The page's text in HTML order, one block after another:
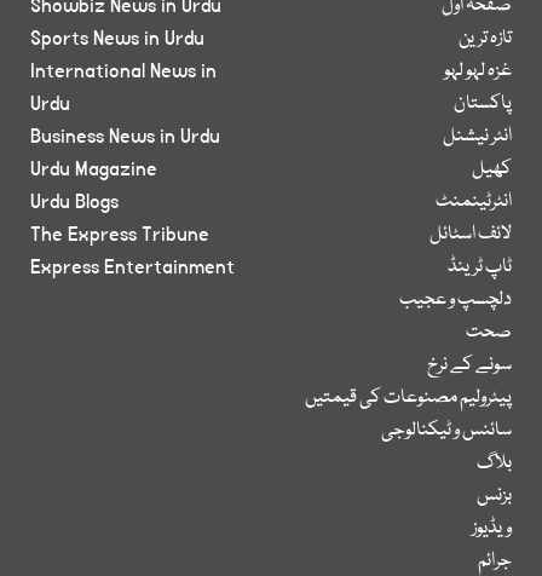
صفحۂ اول
تازہ ترین
غزہ لہو لہو
پاکستان
انٹر نیشنل
کھیل
انٹرٹینمنٹ
لائف اسٹائل
ٹاپ ٹرینڈ
دلچسپ و عجیب
صحت
سونے کے نرخ
پیٹرولیم مصنوعات کی قیمتیں
سائنس و ٹیکنالوجی
بلاگ
بزنس
ویڈیوز
جرائم
Showbiz News in Urdu
Sports News in Urdu
International News in
Urdu
Business News in Urdu
Urdu Magazine
Urdu Blogs
The Express Tribune
Express Entertainment